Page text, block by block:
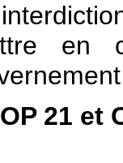
en
21 et